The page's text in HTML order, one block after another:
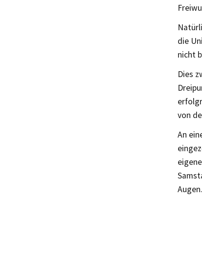
die
nicht
Dies
von
An
Augen.